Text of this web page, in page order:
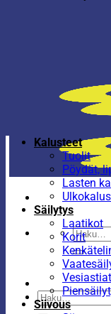
Etsi:
Etsi:
Kalusteet
Tuolit
Pöydät,
Lasten
Säilytys
Laatikot
Korit
Siivous